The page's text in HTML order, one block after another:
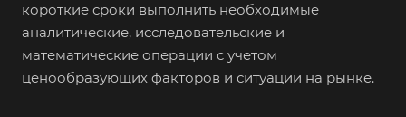
короткие сроки выполнить необходимые
аналитические, исследовательские и
математические операции с учетом
ценообразующих факторов и ситуации на рынке.
Балашов
Барнаул